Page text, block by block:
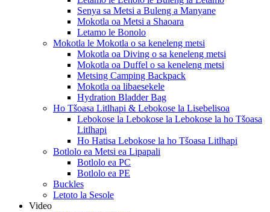
Senya sa Metsi a Buleng a Manyane
Mokotla oa Metsi a Shaoara
Letamo le Bonolo
Mokotla le Mokotla o sa keneleng metsi
Mokotla oa Diving o sa keneleng metsi
Mokotla oa Duffel o sa keneleng metsi
Metsing Camping Backpack
Mokotla oa libaesekele
Hydration Bladder Bag
Ho Tšoasa Litlhapi & Lebokose la Lisebelisoa
Lebokose la Lebokose la Lebokose la ho Tšoasa
Litlhapi
Ho Hatisa Lebokose la ho Tšoasa Litlhapi
Botlolo ea Metsi ea Lipapali
Botlolo ea PC
Botlolo ea PE
Buckles
Letoto la Sesole
Video